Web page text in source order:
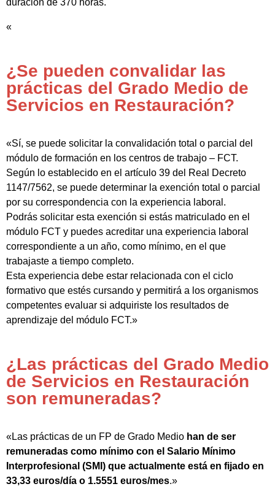
duración de 370 horas.
«
¿Se pueden convalidar las
prácticas del Grado Medio de
Servicios en Restauración?
«Sí, se puede solicitar la convalidación total o parcial del
módulo de formación en los centros de trabajo – FCT.
Según lo establecido en el artículo 39 del Real Decreto
1147/7562, se puede determinar la exención total o parcial
por su correspondencia con la experiencia laboral.
Podrás solicitar esta exención si estás matriculado en el
módulo FCT y puedes acreditar una experiencia laboral
correspondiente a un año, como mínimo, en el que
trabajaste a tiempo completo.
Esta experiencia debe estar relacionada con el ciclo
formativo que estés cursando y permitirá a los organismos
competentes evaluar si adquiriste los resultados de
aprendizaje del módulo FCT.»
¿Las prácticas del Grado Medio
de Servicios en Restauración
son remuneradas?
«Las prácticas de un FP de Grado Medio han de ser
remuneradas como mínimo con el Salario Mínimo
Interprofesional (SMI) que actualmente está en fijado en
33,33 euros/día o 1.5551 euros/mes.»